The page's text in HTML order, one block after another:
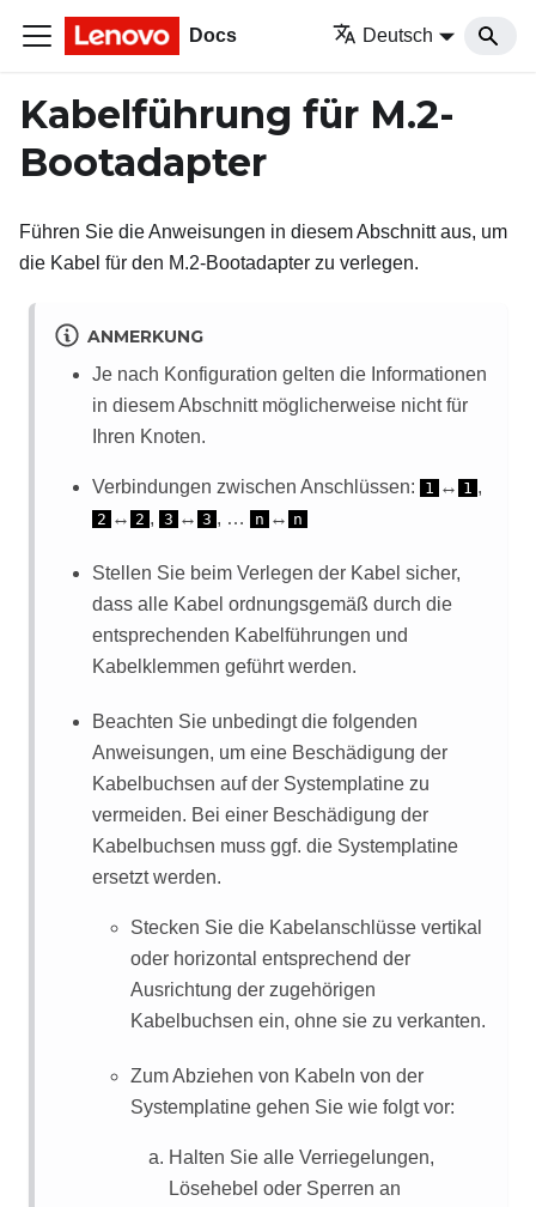
Docs Deutsch
Kabelführung für M.2-
Bootadapter
Führen Sie die Anweisungen in diesem Abschnitt aus, um
die Kabel für den M.2-Bootadapter zu verlegen.
ANMERKUNG
Je nach Konfiguration gelten die Informationen
in diesem Abschnitt möglicherweise nicht für
Ihren Knoten.
Verbindungen zwischen Anschlüssen: 1 ↔ 1 ,
2 ↔ 2 , 3 ↔ 3 , … n ↔ n
Stellen Sie beim Verlegen der Kabel sicher,
dass alle Kabel ordnungsgemäß durch die
entsprechenden Kabelführungen und
Kabelklemmen geführt werden.
Beachten Sie unbedingt die folgenden
Anweisungen, um eine Beschädigung der
Kabelbuchsen auf der Systemplatine zu
vermeiden. Bei einer Beschädigung der
Kabelbuchsen muss ggf. die Systemplatine
ersetzt werden.
Stecken Sie die Kabelanschlüsse vertikal
oder horizontal entsprechend der
Ausrichtung der zugehörigen
Kabelbuchsen ein, ohne sie zu verkanten.
Zum Abziehen von Kabeln von der
Systemplatine gehen Sie wie folgt vor:
Halten Sie alle Verriegelungen,
Lösehebel oder Sperren an